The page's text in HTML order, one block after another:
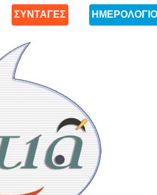
ΣΥΝΤΑΓΕΣ ΗΜΕΡΟΛΟΓΙΟ